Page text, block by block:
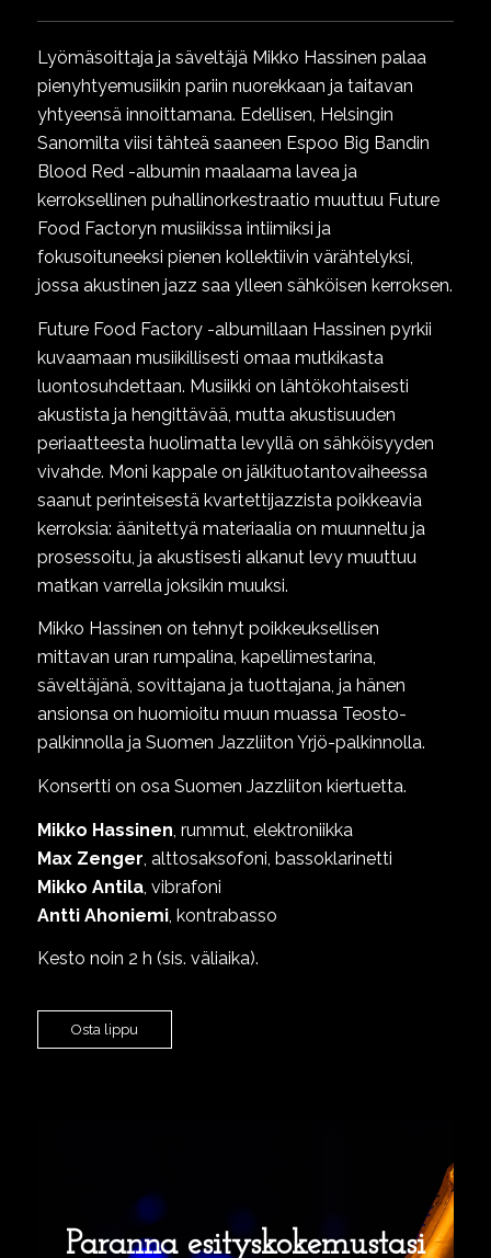
Lyömäsoittaja ja säveltäjä Mikko Hassinen palaa
pienyhtyemusiikin pariin nuorekkaan ja taitavan
yhtyeensä innoittamana. Edellisen, Helsingin
Sanomilta viisi tähteä saaneen Espoo Big Bandin
Blood Red -albumin maalaama lavea ja
kerroksellinen puhallinorkestraatio muuttuu Future
Food Factoryn musiikissa intiimiksi ja
fokusoituneeksi pienen kollektiivin värähtelyksi,
jossa akustinen jazz saa ylleen sähköisen kerroksen.
Future Food Factory -albumillaan Hassinen pyrkii
kuvaamaan musiikillisesti omaa mutkikasta
luontosuhdettaan. Musiikki on lähtökohtaisesti
akustista ja hengittävää, mutta akustisuuden
periaatteesta huolimatta levyllä on sähköisyyden
vivahde. Moni kappale on jälkituotantovaiheessa
saanut perinteisestä kvartettijazzista poikkeavia
kerroksia: äänitettyä materiaalia on muunneltu ja
prosessoitu, ja akustisesti alkanut levy muuttuu
matkan varrella joksikin muuksi.
Mikko Hassinen on tehnyt poikkeuksellisen
mittavan uran rumpalina, kapellimestarina,
säveltäjänä, sovittajana ja tuottajana, ja hänen
ansionsa on huomioitu muun muassa Teosto-
palkinnolla ja Suomen Jazzliiton Yrjö-palkinnolla.
Konsertti on osa Suomen Jazzliiton kiertuetta.
Mikko Hassinen , rummut, elektroniikka
Max Zenger , alttosaksofoni, bassoklarinetti
Mikko Antila, vibrafoni
Antti Ahoniemi, kontrabasso
Kesto noin 2 h (sis. väliaika).
Osta lippu
Paranna esityskokemustasi